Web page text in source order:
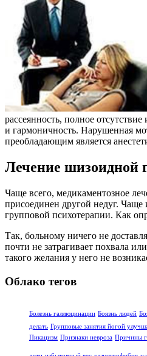
рассеянность, полное
и гармоничность. Нарушенная
преобладающим является
Лечение шизоидной
Чаще всего, медикаментозное
присоединен другой недуг. Чаще
групповой психотерапии. Как
Так, больному ничего не
почти не затрагивает похвала
такого желания у него не
Облако тегов
Болезнь галлюцинации Боязнь людей
делать Групповые занятия йогой
Пикацизм Признаки невроза Причины